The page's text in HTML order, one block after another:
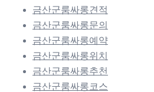
금산군룸싸롱견적
금산군룸싸롱문의
금산군룸싸롱예약
금산군룸싸롱위치
금산군룸싸롱추천
금산군룸싸롱코스